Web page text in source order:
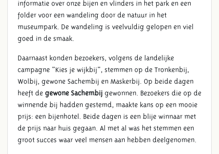
informatie over onze bijen en vlinders in het park en een
folder voor een wandeling door de natuur in het
museumpark. De wandeling is veelvuldig gelopen en viel
goed in de smaak.
Daarnaast konden bezoekers, volgens de landelijke
campagne "Kies je wijkbij", stemmen op de Tronkenbij,
Wolbij, gewone Sachembij en Maskerbij. Op beide dagen
heeft de gewone Sachembij gewonnen. Bezoekers die op de
winnende bij hadden gestemd, maakte kans op een mooie
prijs: een bijenhotel. Beide dagen is een blije winnaar met
de prijs naar huis gegaan. Al met al was het stemmen een
groot succes waar veel mensen aan hebben deelgenomen.